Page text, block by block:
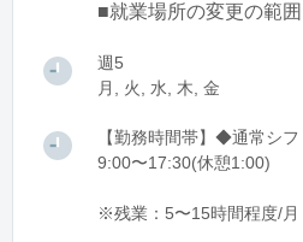
■就業場所の変更の範
週5
月, 火, 水, 木, 金
【勤務時間帯】◆通常シ
9:00〜17:30(休憩1:00)
※残業：5〜15時間程度/月